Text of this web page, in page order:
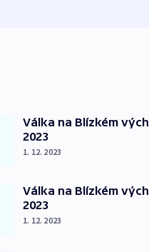
Válka na Blízkém
2023
1. 12. 2023
Válka na Blízkém
2023
1. 12. 2023